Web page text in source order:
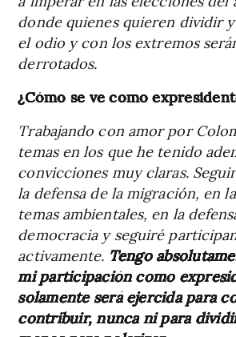
donde quienes quieren dividir
el odio y con los extremos
derrotados.
¿Cómo se ve como
Trabajando con amor por
temas en los que he tenido
convicciones muy claras.
la defensa de la migración, en
temas ambientales, en la
democracia y seguiré
activamente. Tengo
mi participación como
solamente será ejercida para
contribuir, nunca ni para